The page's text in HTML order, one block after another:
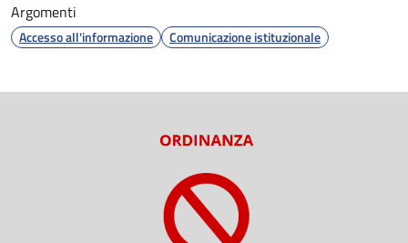
Argomenti
Accesso all'informazione Comunicazione istituzionale